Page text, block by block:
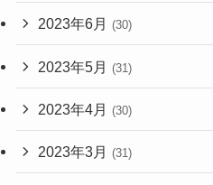
2023年6月 (30)
2023年5月 (31)
2023年4月 (30)
2023年3月 (31)